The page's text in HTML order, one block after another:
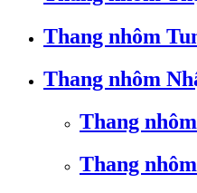
Thang nhôm
Thang nhôm
Thang
Thang